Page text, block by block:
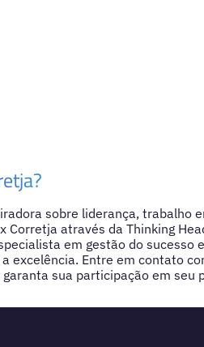
sobre liderança, trabalho
Corretja através da Thinking
em gestão do sucesso
excelência. Entre em contato
sua participação em seu